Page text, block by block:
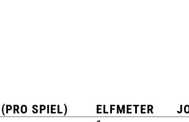
SPIEL) ELFMETER